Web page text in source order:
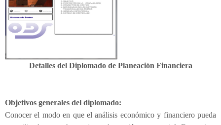
d
a
d
e
r
c
i
Detalles del Diplomado de Planeación Financiera
Objetivos generales del diplomado:
Conocer el modo en que el análisis económico y financiero pueda